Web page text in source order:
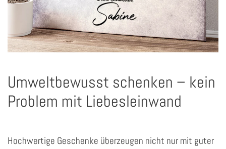
Umweltbewusst schenken – kein
Problem mit Liebesleinwand
Hochwertige Geschenke überzeugen nicht nur mit guter